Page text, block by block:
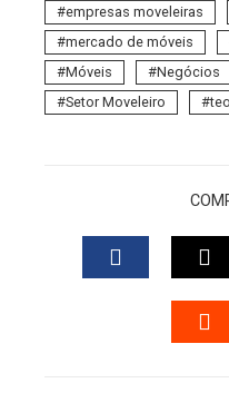
empresas moveleiras
mercado de móveis
Móveis
Negócios
Setor Moveleiro
FACEBOOK